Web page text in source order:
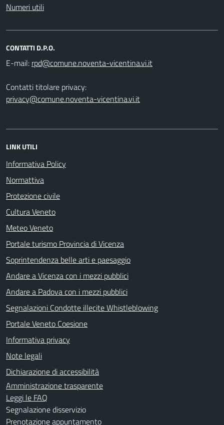
Numeri utili
CONTATTI D.P.O.
E-mail:
Contatti titolare privacy:
privacy@comune.noventa-vicentina.vi.it
LINK UTILI
Informativa Policy
Normattiva
Protezione civile
Cultura Veneto
Meteo Veneto
Portale turismo Provincia di Vicenza
Soprintendenza belle arti e paesaggio
Andare a Vicenza con i mezzi pubblici
Andare a Padova con i mezzi pubblici
Segnalazioni Condotte illecite Whistleblowing
Portale Veneto Coesione
Informativa privacy
Note legali
Dichiarazione di accessibilità
Amministrazione trasparente
Leggi le FAQ
Segnalazione disservizio
Prenotazione appuntamento